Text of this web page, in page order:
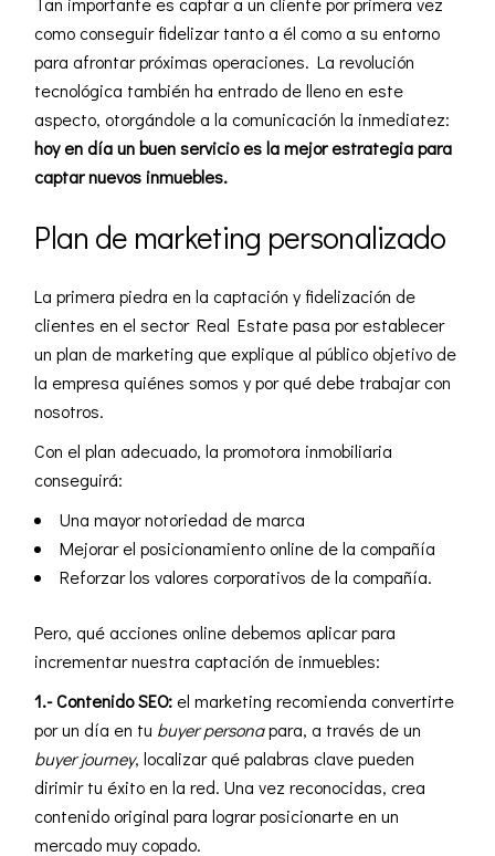
como conseguir fidelizar tanto a él como a su entorno
para afrontar próximas operaciones. La revolución
tecnológica también ha entrado de lleno en este
aspecto, otorgándole a la comunicación la inmediatez:
hoy en día un buen servicio es la mejor estrategia para
captar nuevos inmuebles.
Plan de marketing personalizado
La primera piedra en la captación y fidelización de
clientes en el sector Real Estate pasa por establecer
un plan de marketing que explique al público objetivo de
la empresa quiénes somos y por qué debe trabajar con
nosotros.
Con el plan adecuado, la promotora inmobiliaria
conseguirá:
Una mayor notoriedad de marca
Mejorar el posicionamiento online de la compañía
Reforzar los valores corporativos de la compañía.
Pero, qué acciones online debemos aplicar para
incrementar nuestra captación de inmuebles:
1.- Contenido SEO: el marketing recomienda convertirte
por un día en tu buyer personapara, a través de un
buyer journey, localizar qué palabras clave pueden
dirimir tu éxito en la red. Una vez reconocidas, crea
contenido original para lograr posicionarte en un
mercado muy copado.